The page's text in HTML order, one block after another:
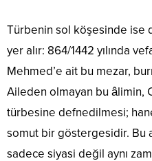
Türbenin sol köşesinde ise
yer alır: 864/1442 yılında
Mehmed’e ait bu mezar,
Aileden olmayan bu âlimin,
türbesine defnedilmesi;
somut bir göstergesidir. Bu
sadece siyasi değil aynı